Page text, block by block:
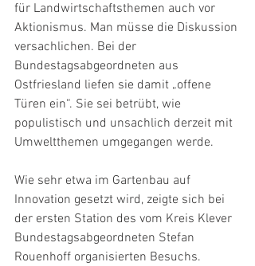
für Landwirtschaftsthemen auch vor
Aktionismus. Man müsse die Diskussion
versachlichen. Bei der
Bundestagsabgeordneten aus
Ostfriesland liefen sie damit „offene
Türen ein“. Sie sei betrübt, wie
populistisch und unsachlich derzeit mit
Umweltthemen umgegangen werde.
Wie sehr etwa im Gartenbau auf
Innovation gesetzt wird, zeigte sich bei
der ersten Station des vom Kreis Klever
Bundestagsabgeordneten Stefan
Rouenhoff organisierten Besuchs.